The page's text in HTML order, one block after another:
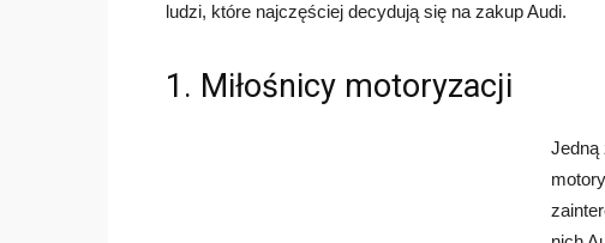
ludzi, które najczęściej decydują się na zakup Audi.
1. Miłośnicy motoryzacji
Jedną